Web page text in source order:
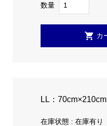
数量
LL：70cm×210cm
在庫状態 : 在庫有り